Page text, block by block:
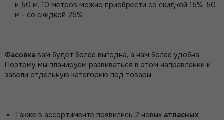
и 50 м. 10 метров можно приобрести со скидкой 15%, 50
м - со скидкой 25%.
Фасовка вам будет более выгодна, а нам более удобна.
Поэтому мы планируем развиваться в этом направлении и
завели отдельную категорию под товары
Также в ассортименте появились 2 новых атласных